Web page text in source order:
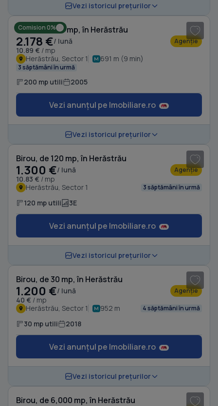
Vezi istoricul prețurilor
Comision 0%
Birou, de 200 mp, în Herăstrău
2.178 €/ lună
10.89 € / mp
Agenție
Herăstrău, Sector 1 691 m (9 min)
3 săptămâni în urmă
200 mp utili 2005
Vezi anunțul pe Imobiliare.ro
Vezi istoricul prețurilor
Birou, de 120 mp, în Herăstrău
1.300 €/ lună
10.83 € / mp
Agenție
Herăstrău, Sector 1 3 săptămâni în urmă
120 mp utili 3E
Vezi anunțul pe Imobiliare.ro
Vezi istoricul prețurilor
Birou, de 30 mp, în Herăstrău
1.200 €/ lună
40 € / mp
Agenție
Herăstrău, Sector 1 952 m 4 săptămâni în urmă
30 mp utili 2018
Vezi anunțul pe Imobiliare.ro
Vezi istoricul prețurilor
Birou, de 6,000 mp, în Herăstrău